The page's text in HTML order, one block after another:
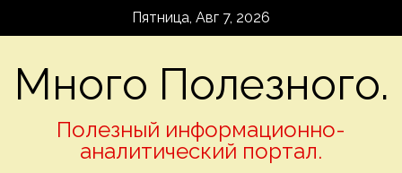
Пятница, Авг 7, 2026
Много Полезного.
Полезный информационно-
аналитический портал.